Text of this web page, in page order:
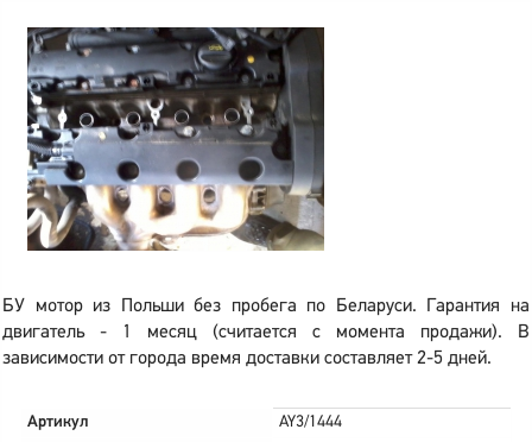
БУ мотор из Польши без пробега по Беларуси. Гарантия на
двигатель - 1 месяц (считается с момента продажи). В
зависимости от города время доставки составляет 2-5 дней.
Артикул
AY3/1444